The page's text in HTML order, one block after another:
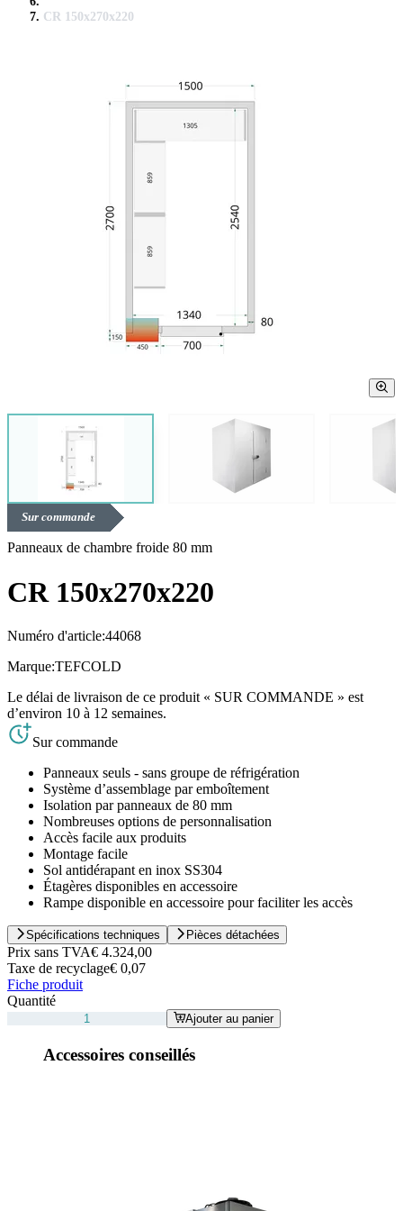
CR 150x270x220
Sur commande
Panneaux de chambre froide 80 mm
CR 150x270x220
Numéro d'article:44068
Marque:TEFCOLD
Le délai de livraison de ce produit « SUR COMMANDE » est
d’environ 10 à 12 semaines.
Sur commande
Panneaux seuls - sans groupe de réfrigération
Système d’assemblage par emboîtement
Isolation par panneaux de 80 mm
Nombreuses options de personnalisation
Accès facile aux produits
Montage facile
Sol antidérapant en inox SS304
Étagères disponibles en accessoire
Rampe disponible en accessoire pour faciliter les accès
Spécifications techniques Pièces détachées
Prix sans TVA€ 4.324,00
Taxe de recyclage€ 0,07
Fiche produit
Quantité
Ajouter au panier
Accessoires conseillés